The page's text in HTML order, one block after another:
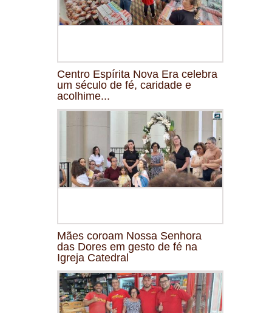
Centro Espírita Nova Era celebra
um século de fé, caridade e
acolhime...
Mães coroam Nossa Senhora
das Dores em gesto de fé na
Igreja Catedral